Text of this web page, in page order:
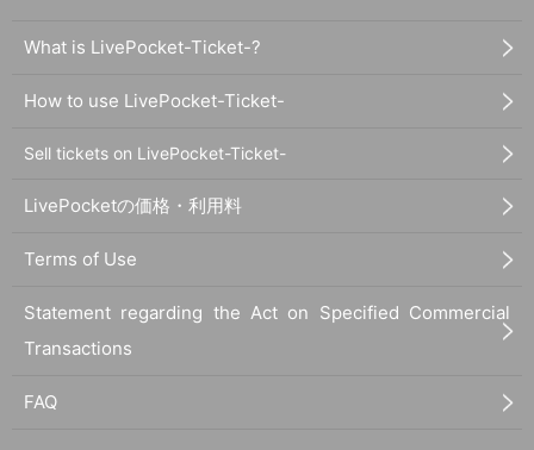
What is LivePocket-Ticket-?
How to use LivePocket-Ticket-
Sell tickets on LivePocket-Ticket-
LivePocketの価格・利用料
Terms of Use
Statement regarding the Act on Specified Commercial
Transactions
FAQ